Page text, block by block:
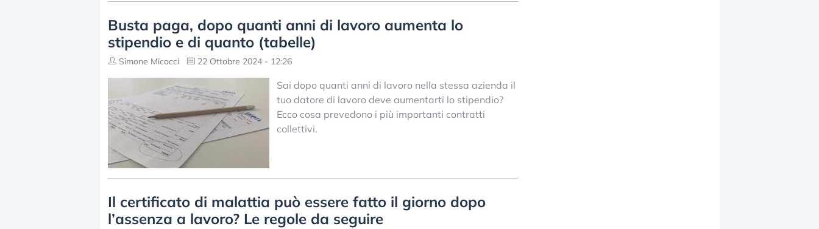
Busta paga, dopo quanti anni di lavoro aumenta lo
stipendio e di quanto (tabelle)
Simone Micocci 22 Ottobre 2024 - 12:26
Sai dopo quanti anni di lavoro nella stessa azienda il
tuo datore di lavoro deve aumentarti lo stipendio?
Ecco cosa prevedono i più importanti contratti
collettivi.
Il certificato di malattia può essere fatto il giorno dopo
l’assenza a lavoro? Le regole da seguire